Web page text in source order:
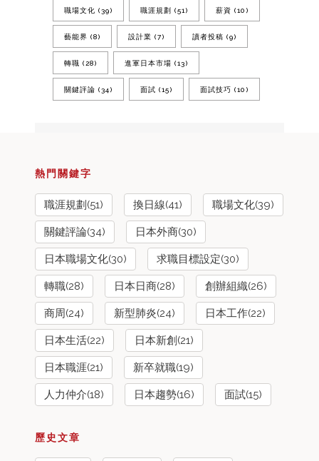
職場文化 (39) 職涯規劃 (51) 薪資 (10)
藝能界 (8) 設計業 (7) 讀者投稿 (9)
轉職 (28) 進軍日本市場 (13)
關鍵評論 (34) 面試 (15) 面試技巧 (10)
熱門關鍵字
職涯規劃(51) 換日線(41) 職場文化(39)
關鍵評論(34) 日本外商(30)
日本職場文化(30) 求職目標設定(30)
轉職(28) 日本日商(28) 創辦組織(26)
商周(24) 新型肺炎(24) 日本工作(22)
日本生活(22) 日本新創(21)
日本職涯(21) 新卒就職(19)
人力仲介(18) 日本趨勢(16) 面試(15)
歷史文章